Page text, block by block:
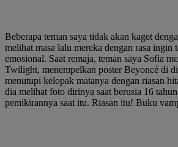
Beberapa teman saya tidak akan kaget
melihat masa lalu mereka dengan rasa ingin
emosional. Saat remaja, teman saya Sofia
Twilight, menempelkan poster Beyoncé di
menutupi kelopak matanya dengan riasan
dia melihat foto dirinya saat berusia 16
pemikirannya saat itu. Riasan itu! Buku